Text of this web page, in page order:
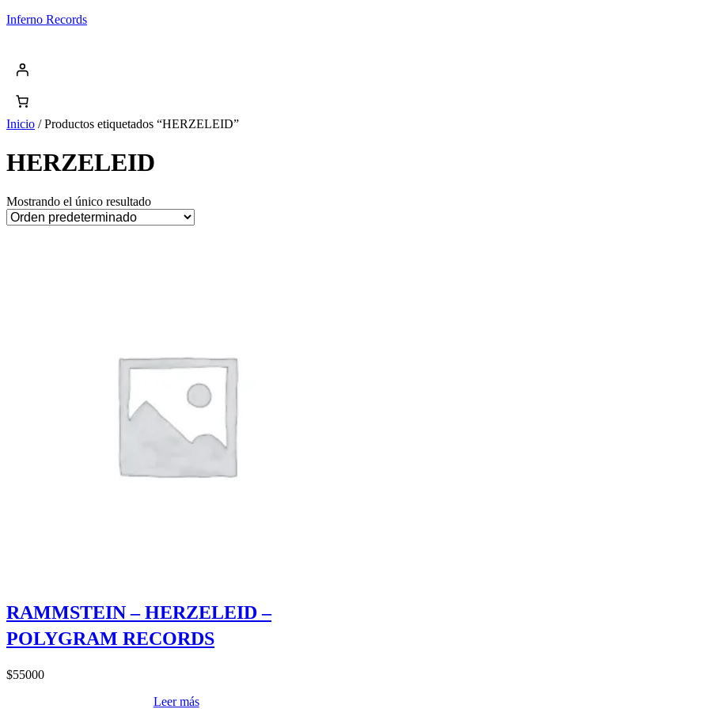
Saltar
Inferno Records
Inicio / Productos etiquetados “HERZELEID”
HERZELEID
Mostrando el único resultado
RAMMSTEIN – HERZELEID –
POLYGRAM RECORDS
$55000
Leer más